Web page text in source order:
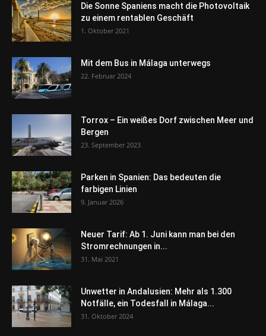
Die Sonne Spaniens macht die Photovoltaik
zu einem rentablen Geschäft
1. Oktober 2021
Mit dem Bus in Málaga unterwegs
22. Februar 2024
Torrox – Ein weißes Dorf zwischen Meer und
Bergen
23. September 2023
Parken in Spanien: Das bedeuten die
farbigen Linien
9. Januar 2026
Neuer Tarif: Ab 1. Juni kann man bei den
Stromrechnungen in...
31. Mai 2021
Unwetter in Andalusien: Mehr als 1.300
Notfälle, ein Todesfall in Málaga...
31. Oktober 2024